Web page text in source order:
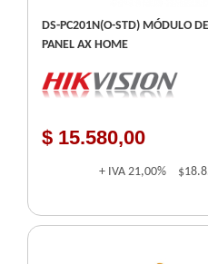
DS-PC201N(O-STD) MÓDULO
PANEL AX HOME
$ 15.580,00
+ IVA 21,00%